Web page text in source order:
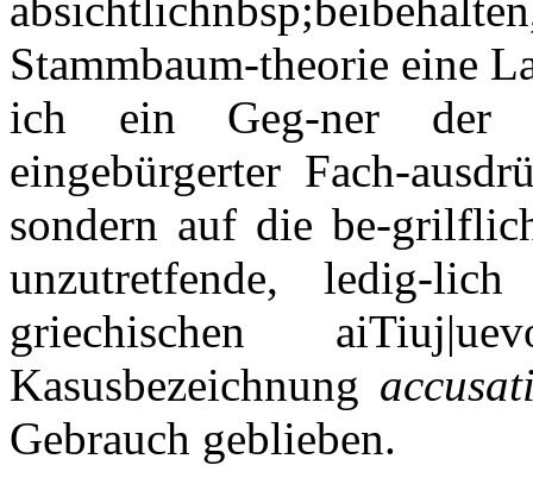
Stammbaum-theorie eine
ich ein Geg-ner der
eingebürgerter Fach-
sondern auf die be-
unzutretfende, ledig-
griechischen
Kasusbezeichnung
Gebrauch geblieben.